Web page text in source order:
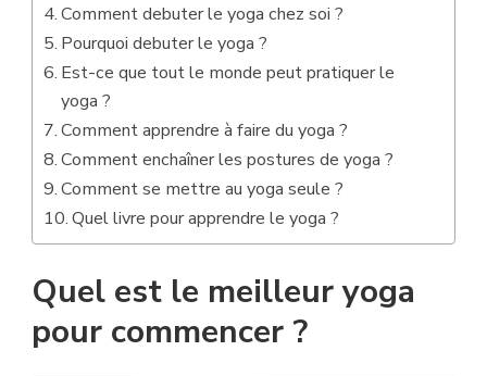
Comment debuter le yoga chez soi ?
Pourquoi debuter le yoga ?
Est-ce que tout le monde peut pratiquer le
yoga ?
Comment apprendre à faire du yoga ?
Comment enchaîner les postures de yoga ?
Comment se mettre au yoga seule ?
Quel livre pour apprendre le yoga ?
Quel est le meilleur yoga
pour commencer ?